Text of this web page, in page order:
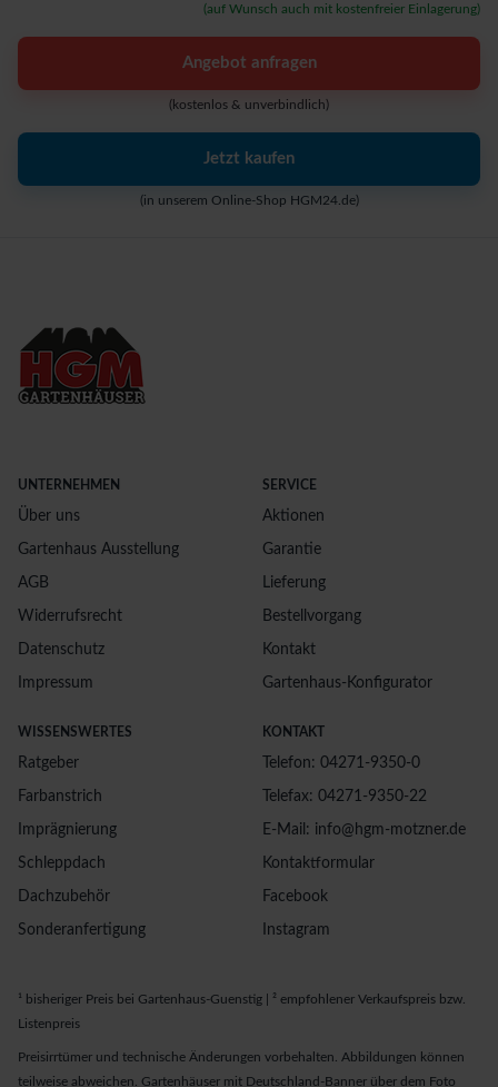
(auf Wunsch auch mit kostenfreier Einlagerung)
Angebot anfragen
(kostenlos & unverbindlich)
Jetzt kaufen
(in unserem Online-Shop HGM24.de)
UNTERNEHMEN
Über uns
Gartenhaus Ausstellung
AGB
Widerrufsrecht
Datenschutz
Impressum
SERVICE
Aktionen
Garantie
Lieferung
Bestellvorgang
Kontakt
Gartenhaus-Konfigurator
WISSENSWERTES
Ratgeber
Farbanstrich
Imprägnierung
Schleppdach
Dachzubehör
Sonderanfertigung
KONTAKT
Telefon: 04271-9350-0
Telefax: 04271-9350-22
E-Mail: info@hgm-motzner.de
Kontaktformular
Facebook
Instagram
¹ bisheriger Preis bei Gartenhaus-Guenstig | ² empfohlener Verkaufspreis bzw.
Listenpreis
Preisirrtümer und technische Änderungen vorbehalten. Abbildungen können
teilweise abweichen. Gartenhäuser mit Deutschland-Banner über dem Foto